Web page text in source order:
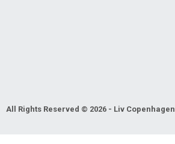
All Rights Reserved © 2026 - Liv Copenhagen